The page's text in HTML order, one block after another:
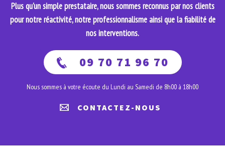
Plus qu'un simple prestataire, nous sommes reconnus par nos clients
pour notre réactivité, notre professionnalisme ainsi que la fiabilité de
nos interventions.
09 70 71 96 70
Nous sommes à votre écoute du Lundi au Samedi de 8h00 à 18h00
CONTACTEZ-NOUS